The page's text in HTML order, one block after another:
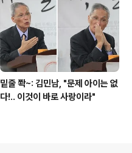
밑줄 쫙~: 김민남, "문제 아이는 없
다!.. 이것이 바로 사랑이라"